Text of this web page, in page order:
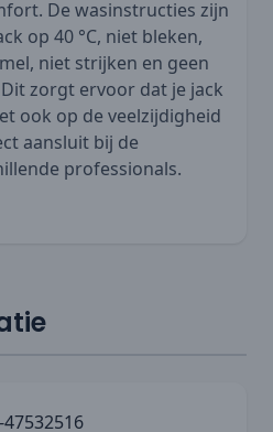
De wasinstructies zijn
op 40 °C, niet bleken,
niet strijken en geen
zorgt ervoor dat je jack
ook op de veelzijdigheid
aansluit bij de
professionals.
47532516